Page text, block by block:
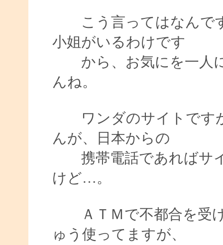
こう言ってはなんで
小姐がいるわけです
から、お気にを一人に
んね。
ワンダのサイトです
んが、日本からの
携帯電話であればサイ
けど…。
ＡＴＭで不都合を受け
ゅう使ってますが、